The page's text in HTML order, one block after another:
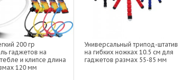
200 гр
гаджетов на
и клипсе длина
120 мм
Универсальный трипод-штатив
на гибких ножках 10.5 см для
гаджетов размах 55-85 мм